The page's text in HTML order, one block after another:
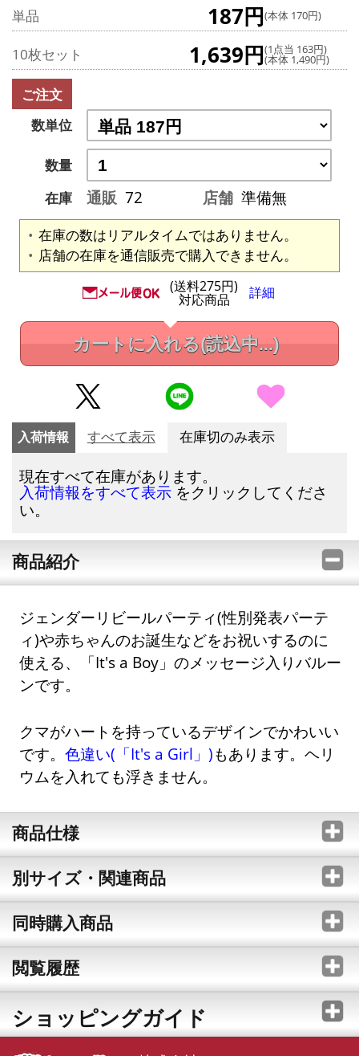
単品 187円(本体 170円)
10枚セット 1,639円(1点当 163円)
(本体 1,490円)
ご注文
数単位
数量
在庫
通販 72 店舗 準備無
在庫の数はリアルタイムではありません。
店舗の在庫を通信販売で購入できません。
(送料275円)
対応商品 詳細
カートに入れる(読込中...)
入荷情報 すべて表示 在庫切のみ表示
現在すべて在庫があります。
入荷情報をすべて表示 をクリックしてくださ
い。
商品紹介
ジェンダーリビールパーティ(性別発表パーテ
ィ)や赤ちゃんのお誕生などをお祝いするのに
使える、「It's a Boy」のメッセージ入りバルー
ンです。
クマがハートを持っているデザインでかわいい
です。色違い(「It's a Girl」)もあります。ヘリ
ウムを入れても浮きません。
商品仕様
別サイズ・関連商品
同時購入商品
閲覧履歴
ショッピングガイド